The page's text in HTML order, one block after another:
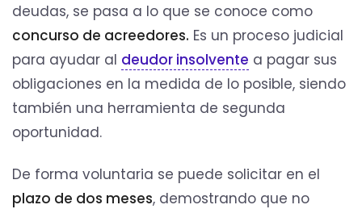
deudas, se pasa a lo que se conoce como
concurso de acreedores. Es un proceso judicial
para ayudar al deudor insolvente a pagar sus
obligaciones en la medida de lo posible, siendo
también una herramienta de segunda
oportunidad.
De forma voluntaria se puede solicitar en el
plazo de dos meses, demostrando que no